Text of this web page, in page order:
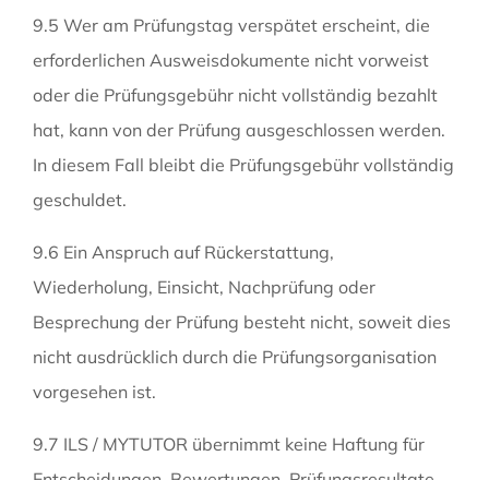
9.5 Wer am Prüfungstag verspätet erscheint, die
erforderlichen Ausweisdokumente nicht vorweist
oder die Prüfungsgebühr nicht vollständig bezahlt
hat, kann von der Prüfung ausgeschlossen werden.
In diesem Fall bleibt die Prüfungsgebühr vollständig
geschuldet.
9.6 Ein Anspruch auf Rückerstattung,
Wiederholung, Einsicht, Nachprüfung oder
Besprechung der Prüfung besteht nicht, soweit dies
nicht ausdrücklich durch die Prüfungsorganisation
vorgesehen ist.
9.7 ILS / MYTUTOR übernimmt keine Haftung für